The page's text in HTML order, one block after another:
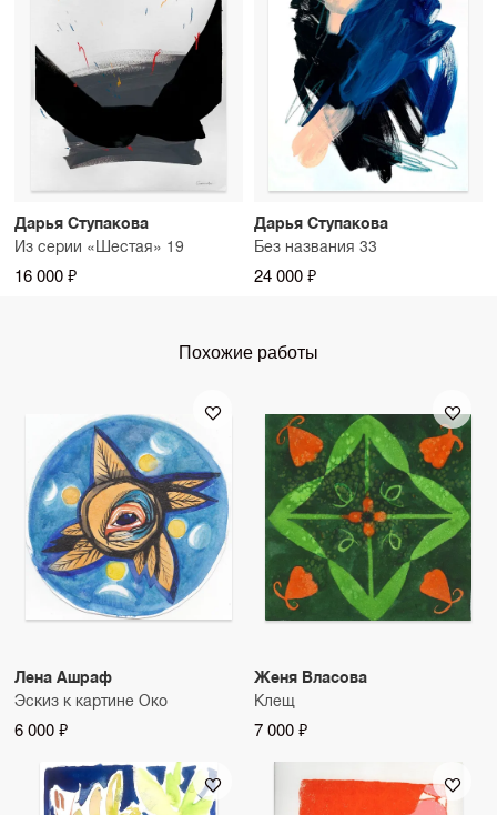
Дарья Ступакова
Из серии «Шестая» 19
16 000 ₽
Дарья Ступакова
Без названия 33
24 000 ₽
Похожие работы
Лена Ашраф
Эскиз к картине Око
6 000 ₽
Женя Власова
Клещ
7 000 ₽